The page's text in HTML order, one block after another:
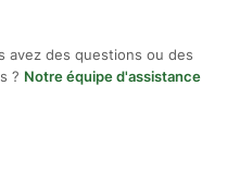
avez des questions ou des
? Notre équipe d'assistance